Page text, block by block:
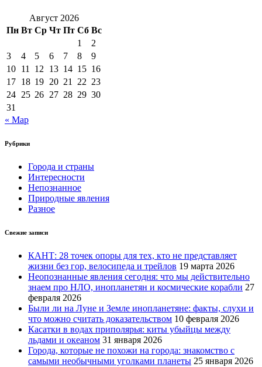
Август 2026
Пн Вт Ср Чт Пт Сб Вс
1
2
3
4 5 6 7 8
9
10 11 12 13 14 15 16
17 18 19 20 21 22 23
24 25 26 27 28 29 30
31
« Мар
Рубрики
Города и страны
Интересности
Непознанное
Природные явления
Разное
Свежие записи
КАНТ: 28 точек опоры для тех, кто не представляет
жизни без гор, велосипеда и трейлов 19 марта 2026
Неопознанные явления сегодня: что мы действительно
знаем про НЛО, инопланетян и космические корабли 27
февраля 2026
Были ли на Луне и Земле инопланетяне: факты, слухи и
что можно считать доказательством 10 февраля 2026
Касатки в водах приполярья: киты убыйцы между
льдами и океаном 31 января 2026
Города, которые не похожи на города: знакомство с
самыми необычными уголками планеты 25 января 2026